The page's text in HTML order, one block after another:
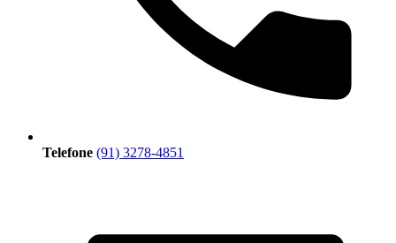
Telefone (91) 3278-4851